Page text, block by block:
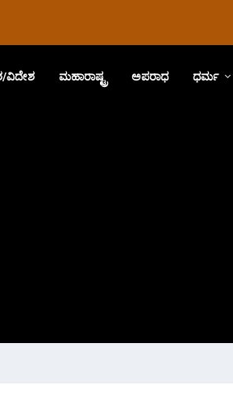
ವಿದೇಶ ಮಹಾರಾಷ್ಟ್ರ ಅಪರಾಧ ಧರ್ಮ